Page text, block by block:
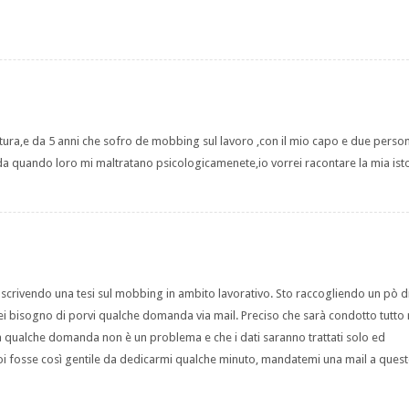
da 5 anni che sofro de mobbing sul lavoro ,con il mio capo e due
quando loro mi maltratano psicologicamenete,io vorrei racontare la mia
una tesi sul mobbing in ambito lavorativo. Sto raccogliendo un pò
bisogno di porvi qualche domanda via mail. Preciso che sarà condotto tutto
domanda non è un problema e che i dati saranno trattati solo ed
fosse così gentile da dedicarmi qualche minuto, mandatemi una mail a